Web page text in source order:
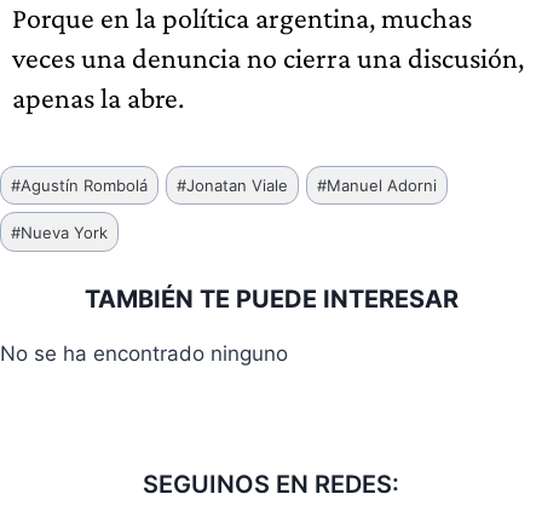
Porque en la política argentina, muchas
veces una denuncia no cierra una discusión,
apenas la abre.
Etiquetas
de
la
#Agustín Rombolá #Jonatan Viale #Manuel Adorni
#Nueva York
TAMBIÉN TE PUEDE INTERESAR
No se ha encontrado ninguno
SEGUINOS EN REDES: